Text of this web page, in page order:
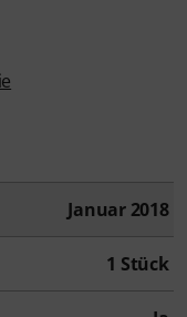
Januar 2018
1 Stück